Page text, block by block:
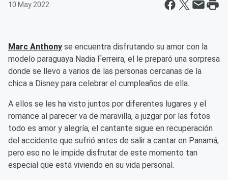
10 May 2022
Marc Anthony se encuentra disfrutando su amor con la
modelo paraguaya Nadia Ferreira, el le preparó una sorpresa
donde se llevo a varios de las personas cercanas de la
chica a Disney para celebrar el cumpleaños de ella..
A ellos se les ha visto juntos por diferentes lugares y el
romance al parecer va de maravilla, a juzgar por las fotos
todo es amor y alegría, el cantante sigue en recuperación
del accidente que sufrió antes de salir a cantar en Panamá,
pero eso no le impide disfrutar de este momento tan
especial que está viviendo en su vida personal.